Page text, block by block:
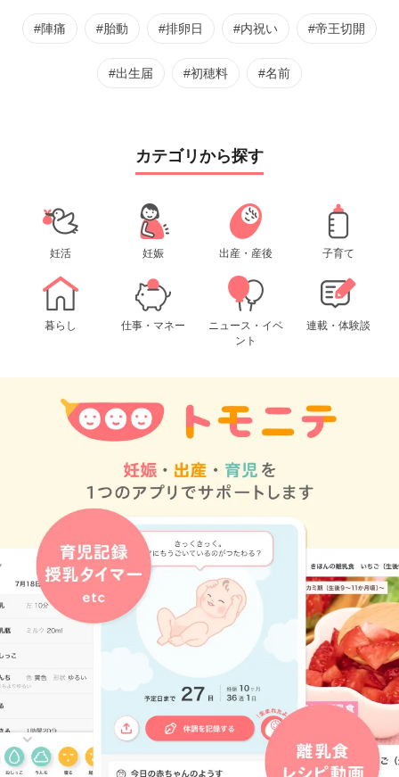
#陣痛 #胎動 #排卵日 #内祝い #帝王切開
#出生届 #初穂料 #名前
カテゴリから探す
妊活 妊娠 出産・産後 子育て
暮らし 仕事・マネー
ニュース・イベ
ント
連載・体験談